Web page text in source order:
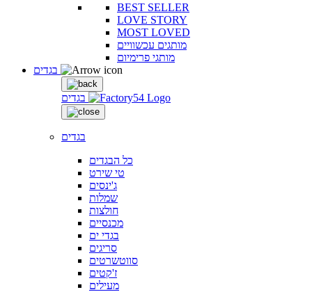
BEST SELLER
LOVE STORY
MOST LOVED
מותגים עכשוויים
מותגי פרימיום
בגדים
בגדים
כל הבגדים
טי שירט
ג'ינסים
שמלות
חולצות
מכנסיים
בגדי ים
סריגים
סווטשרטים
ז'קטים
מעילים